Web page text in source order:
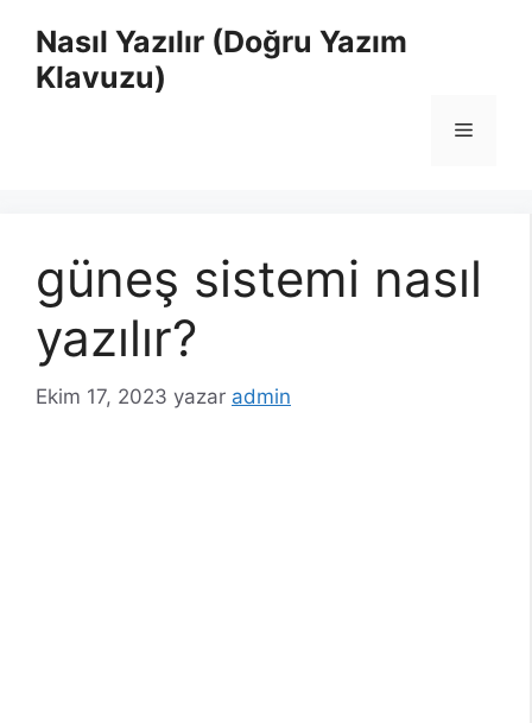
Nasıl Yazılır (Doğru Yazım
Klavuzu)
Menü
güneş sistemi nasıl
yazılır?
Ekim 17, 2023 yazar admin